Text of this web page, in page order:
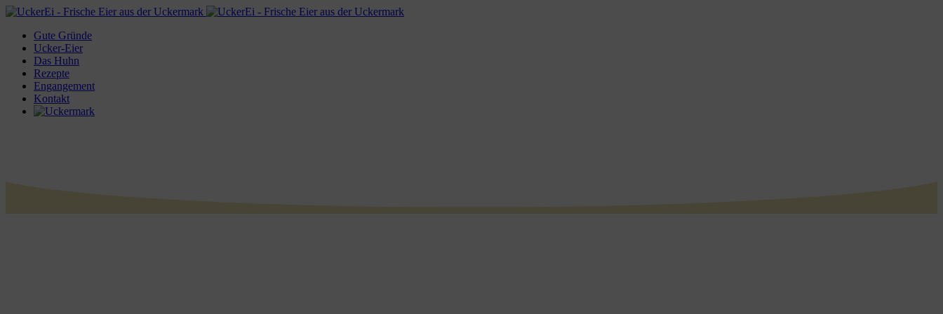
Gute Gründe
Ucker-Eier
Das Huhn
Rezepte
Engangement
Kontakt